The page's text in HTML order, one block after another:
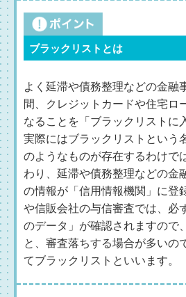
ブラックリストとは
よく延滞や債務整理などの金融
間、クレジットカードや住宅ロ
なることを「ブラックリストに
実際にはブラックリストという
のようなものが存在するわけで
わり、延滞や債務整理などの金
の情報が「信用情報機関」に登
や信販会社の与信審査では、必
のデータ」が確認されますので
と、審査落ちする場合が多いの
てブラックリストといいます。